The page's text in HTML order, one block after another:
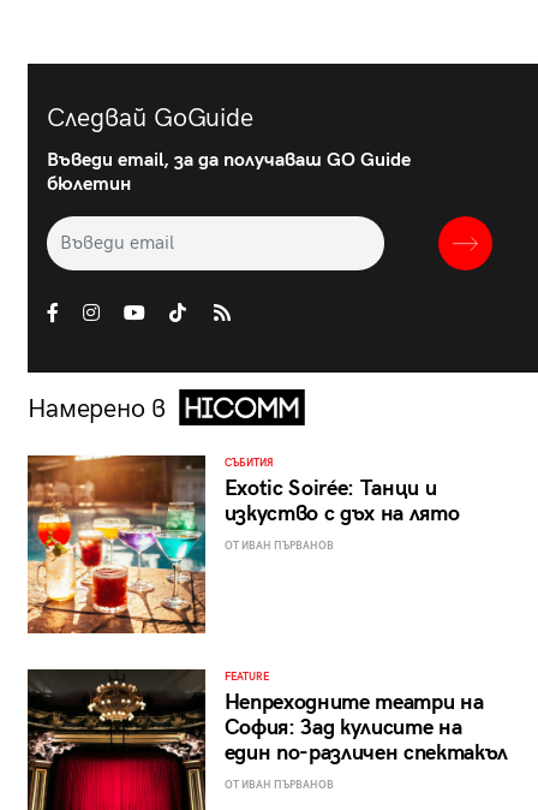
Следвай GoGuide
Въведи email, за да получаваш GO Guide
бюлетин
Намерено в
СЪБИТИЯ
Exotic Soirée: Танци и
изкуство с дъх на лято
ОТ ИВАН ПЪРВАНОВ
FEATURE
Непреходните театри на
София: Зад кулисите на
един по-различен спектакъл
ОТ ИВАН ПЪРВАНОВ